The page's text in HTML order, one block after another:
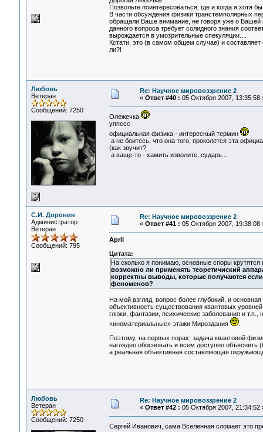
Позвольте поинтересоваться, где и когда я
В части обсуждения физики транстемполярных
обращали Ваше внимание, не говоря уже о Вашей
данного вопроса требует солидного знания
вырождается в умозрительные спекуляции....
Кстати, это (в самом общем случае) и
ли?!
Любовь
Ветеран
Сообщений: 7250
Re: Научное мировоззрение 2
« Ответ #40 : 05 Октября 2007, 13:35:58
Олежечка
уппссс
официальная физика - интересный термин
а не боитесь, что она того, проколется эта
(как звучит?
а ваще-то - хамить изволите, сударь...
С.И. Доронин
Администратор
Ветеран
Сообщений: 795
Re: Научное мировоззрение 2
« Ответ #41 : 05 Октября 2007, 19:38:08
April
Цитата:
На сколько я понимаю, основные споры крутятся
возможно ли применять теоретичиский
корректны выводы, которые получаются
феноменов?
На мой взгляд, вопрос более глубокий, и
объективность существования квантовых
глюки, фантазии, психические заболевания и
«иноматериальные» этажи Мироздания
.
Поэтому, на первых порах, задача квантовой
наглядно обосновать и всем доступно
а реальная объективная составляющая
Любовь
Ветеран
Сообщений: 7250
Re: Научное мировоззрение 2
« Ответ #42 : 05 Октября 2007, 21:34:52
Сергей Иванович, сама Вселенная сломает это